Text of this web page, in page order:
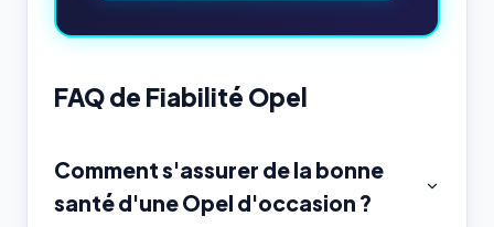
FAQ de Fiabilité Opel
Comment s'assurer de la bonne
santé d'une Opel d'occasion ?